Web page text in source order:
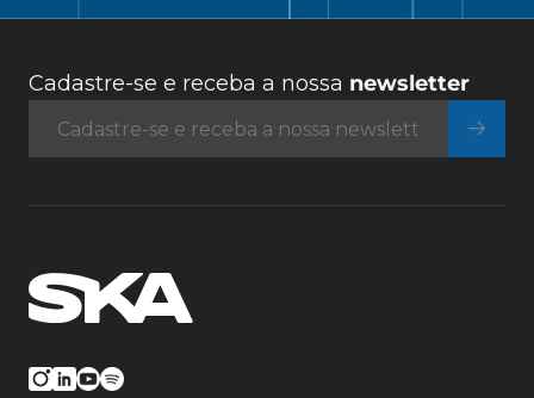
Cadastre-se e receba a nossa newsletter